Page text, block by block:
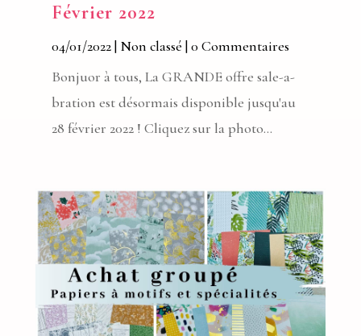
Février 2022
04/01/2022| Non classé | 0 Commentaires
Bonjuor à tous, La GRANDE offre sale-a-
bration est désormais disponible jusqu'au
28 février 2022 ! Cliquez sur la photo...